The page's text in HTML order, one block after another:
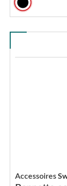
Accessoires